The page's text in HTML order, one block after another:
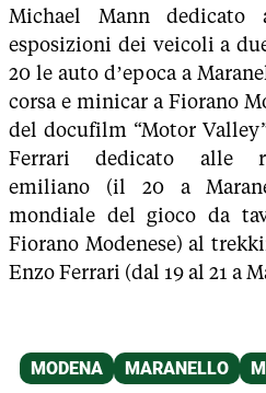
Michael Mann
esposizioni dei veicoli a
20 le auto d’epoca a
corsa e minicar a Fiorano
del docufilm “Motor
Ferrari dedicato alle
emiliano (il 20 a
mondiale del gioco da
Fiorano Modenese) al
Enzo Ferrari (dal 19 al 21 a